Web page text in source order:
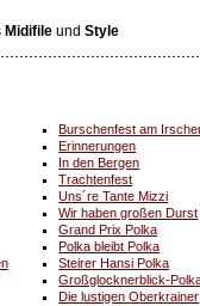
Midifileund Style
Burschenfest am
Erinnerungen
In den Bergen
Trachtenfest
Uns´re Tante Mizzi
Wir haben großen Durst
Grand Prix Polka
Polka bleibt Polka
Steirer Hansi Polka
Großglocknerblick-
Die lustigen Oberkrainer